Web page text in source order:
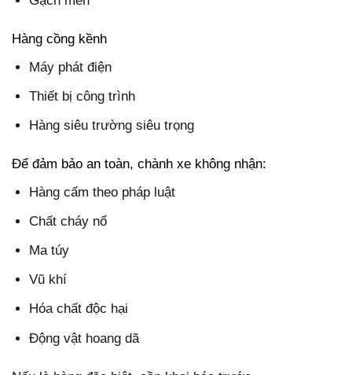
Hàng cồng kềnh
Máy phát điện
Thiết bị công trình
Hàng siêu trường siêu trọng
Để đảm bảo an toàn, chành xe không nhận:
Hàng cấm theo pháp luật
Chất cháy nổ
Ma túy
Vũ khí
Hóa chất độc hại
Động vật hoang dã